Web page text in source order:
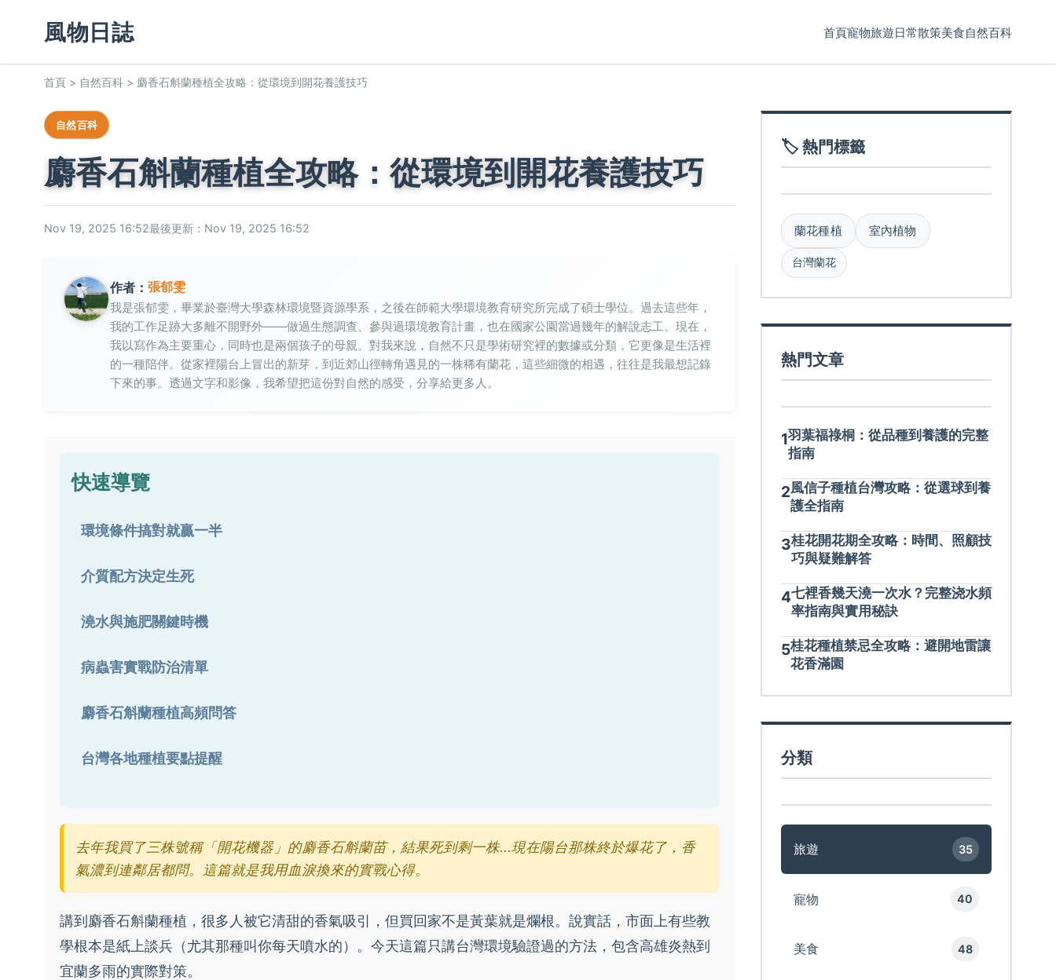
風物日誌 首頁寵物旅遊日常散策美食自然百科
首頁 > 自然百科 > 麝香石斛蘭種植全攻略：從環境到開花養護技巧
自然百科
麝香石斛蘭種植全攻略：從環境到開花養護技巧
Nov 19, 2025 16:52最後更新：Nov 19, 2025 16:52
作者： 張郁雯
我是張郁雯，畢業於臺灣大學森林環境暨資源學系，之後在師範大學環境教育研究所完成了碩士學位。過去這些年，
我的工作足跡大多離不開野外——做過生態調查、參與過環境教育計畫，也在國家公園當過幾年的解說志工。現在，
我以寫作為主要重心，同時也是兩個孩子的母親。對我來說，自然不只是學術研究裡的數據或分類，它更像是生活裡
的一種陪伴。從家裡陽台上冒出的新芽，到近郊山徑轉角遇見的一株稀有蘭花，這些細微的相遇，往往是我最想記錄
下來的事。透過文字和影像，我希望把這份對自然的感受，分享給更多人。
快速導覽
環境條件搞對就贏一半
介質配方決定生死
澆水與施肥關鍵時機
病蟲害實戰防治清單
麝香石斛蘭種植高頻問答
台灣各地種植要點提醒
去年我買了三株號稱「開花機器」的麝香石斛蘭苗，結果死到剩一株...現在陽台那株終於爆花了，香
氣濃到連鄰居都問。這篇就是我用血淚換來的實戰心得。
講到麝香石斛蘭種植，很多人被它清甜的香氣吸引，但買回家不是黃葉就是爛根。說實話，市面上有些教
學根本是紙上談兵（尤其那種叫你每天噴水的）。今天這篇只講台灣環境驗證過的方法，包含高雄炎熱到
宜蘭多雨的實際對策。
🏷️ 熱門標籤
蘭花種植 室內植物
台灣蘭花
熱門文章
1羽葉福祿桐：從品種到養護的完整
指南
2風信子種植台灣攻略：從選球到養
護全指南
3桂花開花期全攻略：時間、照顧技
巧與疑難解答
4七裡香幾天澆一次水？完整浇水頻
率指南與實用秘訣
5桂花種植禁忌全攻略：避開地雷讓
花香滿園
分類
旅遊 35
寵物 40
美食 48